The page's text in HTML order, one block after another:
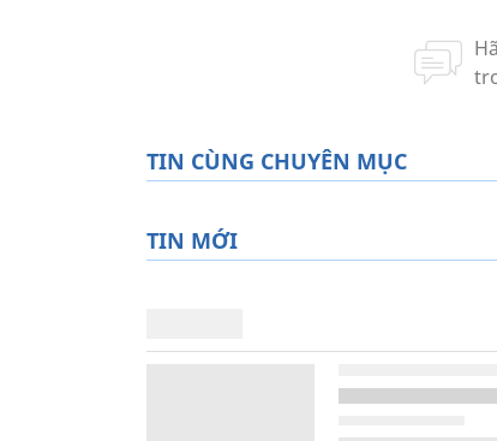
TIN CÙNG CHUYÊN MỤC
TIN MỚI